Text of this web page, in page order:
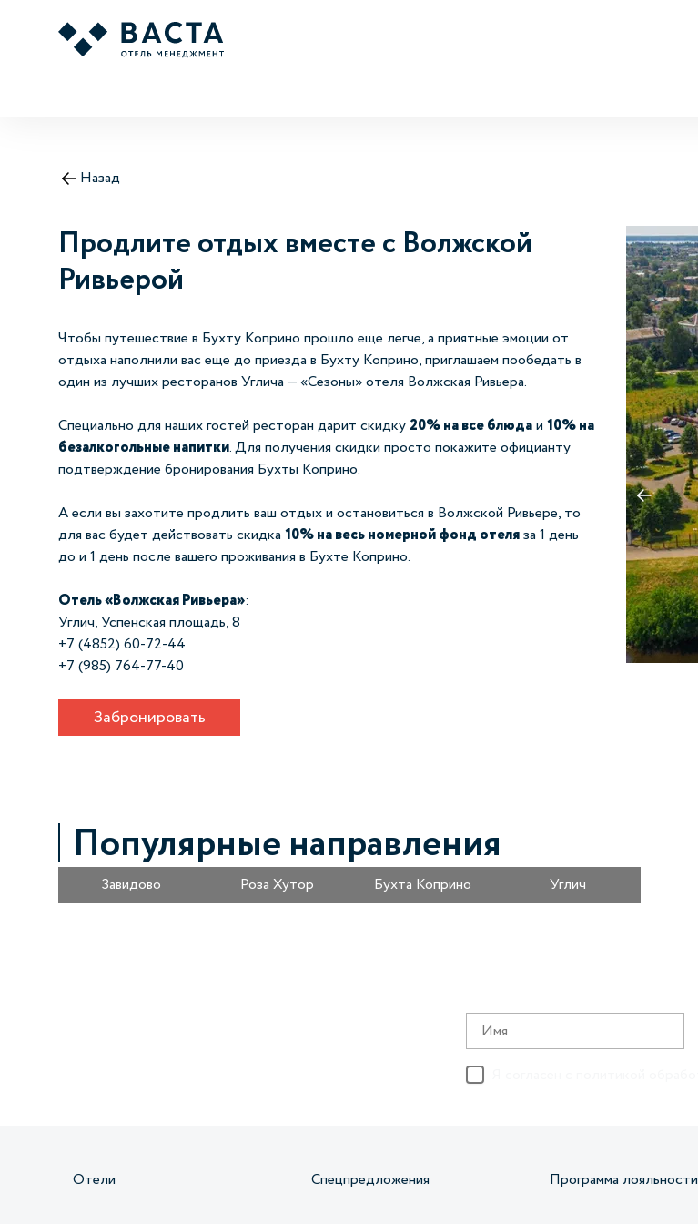
Назад
Продлите отдых вместе с Волжской
Ривьерой
Чтобы путешествие в Бухту Коприно прошло еще легче, а приятные эмоции от
отдыха наполнили вас еще до приезда в Бухту Коприно, приглашаем пообедать в
один из лучших ресторанов Углича — «Сезоны» отеля Волжская Ривьера.
Специально для наших гостей ресторан дарит скидку 20% на все блюдаи 10% на
безалкогольные напитки. Для получения скидки просто покажите официанту
подтверждение бронирования Бухты Коприно.
А если вы захотите продлить ваш отдых и остановиться в Волжской Ривьере, то
для вас будет действовать скидка 10% на весь номерной фонд отеляза 1 день
до и 1 день после вашего проживания в Бухте Коприно. ⠀
Отель «Волжская Ривьера»:
Углич, Успенская площадь, 8
+7 (4852) 60-72-44
+7 (985) 764-77-40
Забронировать
Популярные направления
Завидово Роза Хутор Бухта Коприно Углич
Отели Спецпредложения Программа лояльности